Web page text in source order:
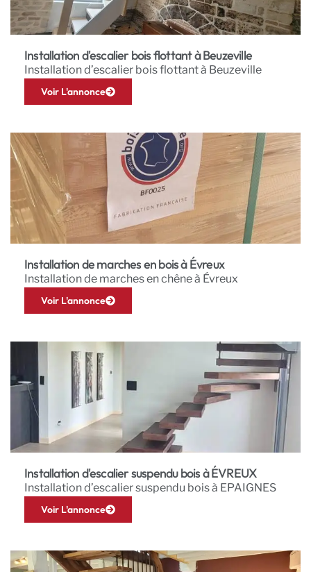
Installation d'escalier bois flottant à Beuzeville
Installation d’escalier bois flottant à Beuzeville
Voir L'annonce
Installation de marches en bois à Évreux
Installation de marches en chêne à Évreux
Voir L'annonce
Installation d'escalier suspendu bois à ÉVREUX
Installation d’escalier suspendu bois à EPAIGNES
Voir L'annonce